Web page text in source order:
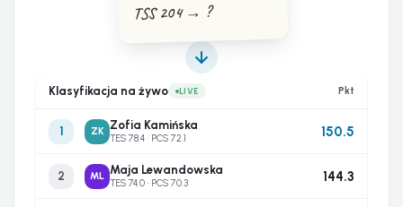
TSS 204 → ?
Klasyfikacja na żywo LIVE Pkt
1 ZK Zofia Kamińska
TES 78.4 · PCS 72.1 150.5
2 ML Maja Lewandowska
TES 74.0 · PCS 70.3 144.3